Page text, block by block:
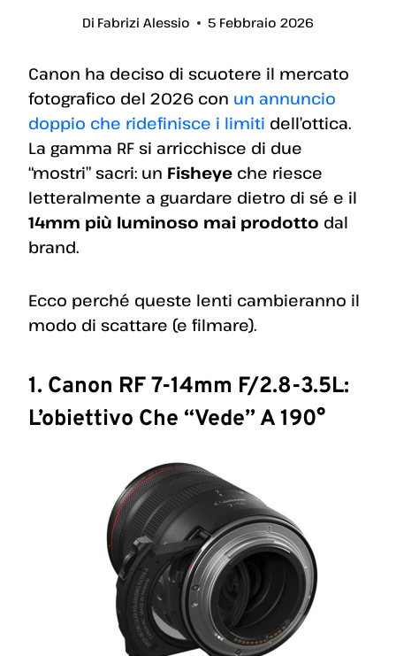
Di Fabrizi Alessio 5 Febbraio 2026
Canon ha deciso di scuotere il mercato
fotografico del 2026 con un annuncio
doppio che ridefinisce i limiti dell’ottica.
La gamma RF si arricchisce di due
“mostri” sacri: un Fisheye che riesce
letteralmente a guardare dietro di sé e il
14mm più luminoso mai prodotto dal
brand.
Ecco perché queste lenti cambieranno il
modo di scattare (e filmare).
1. Canon RF 7-14mm F/2.8-3.5L:
L’obiettivo Che “vede” A 190°